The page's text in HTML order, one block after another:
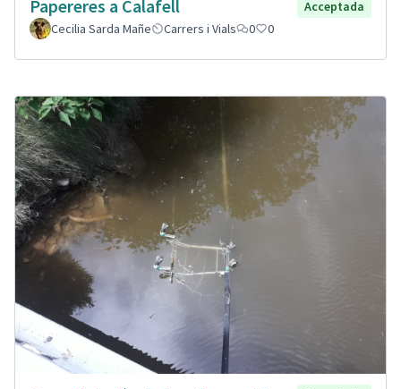
Papereres a Calafell
Acceptada
Cecilia Sarda Mañe
Carrers i Vials 0 0